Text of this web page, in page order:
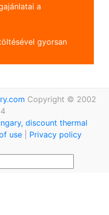
a
gyorsan
Copyright © 2002
discount thermal
use Privacy policy